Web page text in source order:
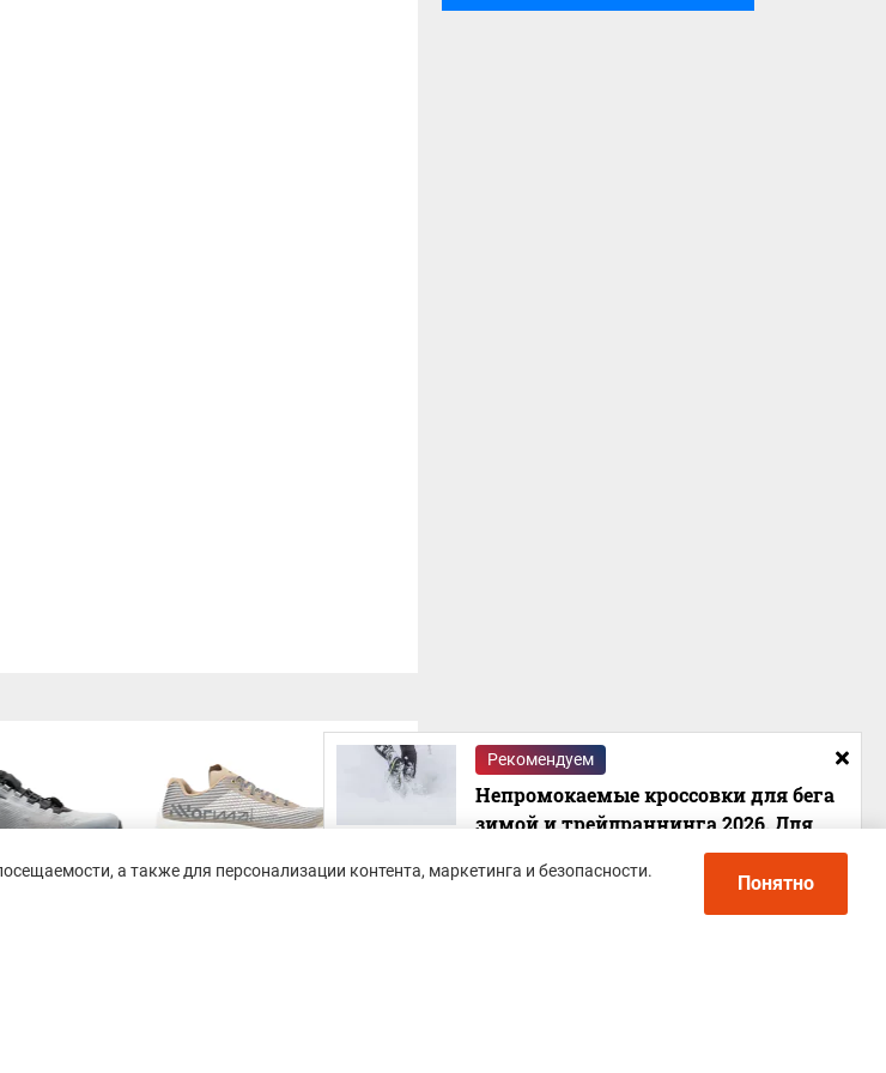
Рекомендуем
Непромокаемые кроссовки для бега
зимой и трейлраннинга 2026. Для
города и бездорожья - с мембраной и
шипами
а также для персонализации контента, маркетинга и безопасности.
Понятно